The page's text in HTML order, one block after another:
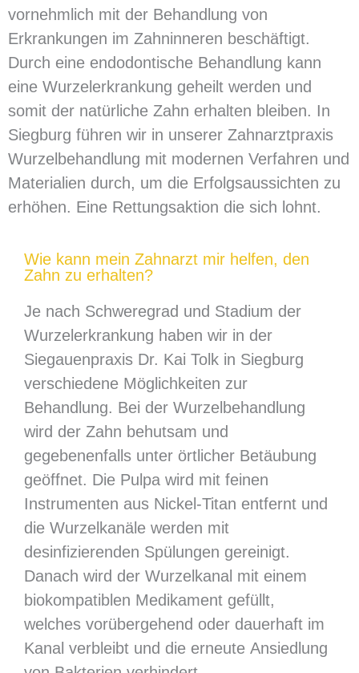
vornehmlich mit der Behandlung von
Erkrankungen im Zahninneren beschäftigt.
Durch eine endodontische Behandlung kann
eine Wurzelerkrankung geheilt werden und
somit der natürliche Zahn erhalten bleiben. In
Siegburg führen wir in unserer Zahnarztpraxis
Wurzelbehandlung mit modernen Verfahren und
Materialien durch, um die Erfolgsaussichten zu
erhöhen. Eine Rettungsaktion die sich lohnt.
Wie kann mein Zahnarzt mir helfen, den
Zahn zu erhalten?
Je nach Schweregrad und Stadium der
Wurzelerkrankung haben wir in der
Siegauenpraxis Dr. Kai Tolk in Siegburg
verschiedene Möglichkeiten zur
Behandlung. Bei der Wurzelbehandlung
wird der Zahn behutsam und
gegebenenfalls unter örtlicher Betäubung
geöffnet. Die Pulpa wird mit feinen
Instrumenten aus Nickel-Titan entfernt und
die Wurzelkanäle werden mit
desinfizierenden Spülungen gereinigt.
Danach wird der Wurzelkanal mit einem
biokompatiblen Medikament gefüllt,
welches vorübergehend oder dauerhaft im
Kanal verbleibt und die erneute Ansiedlung